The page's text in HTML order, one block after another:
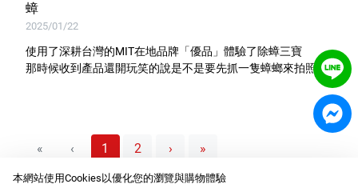
蟑
2025/01/22
使用了深耕台灣的MIT在地品牌「優品」體驗了除蟑三寶
那時候收到產品還開玩笑的說是不是要先抓一隻蟑螂來拍照
« ‹ 1 2 › »
本網站使用Cookies以優化您的瀏覽與購物體驗